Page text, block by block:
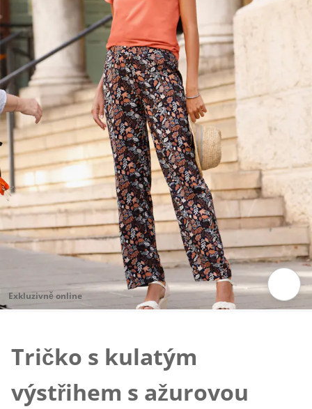
Exkluzivně online
Tričko s kulatým
výstřihem s ažurovou